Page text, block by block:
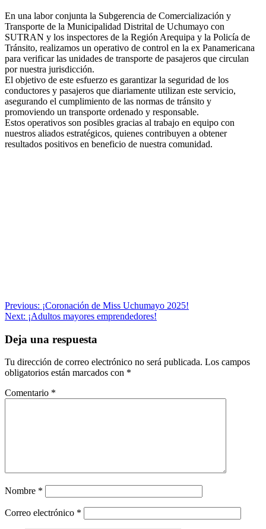
En una labor conjunta la Subgerencia de Comercialización y
Transporte de la Municipalidad Distrital de Uchumayo con
SUTRAN y los inspectores de la Región Arequipa y la Policía de
Tránsito, realizamos un operativo de control en la ex Panamericana
para verificar las unidades de transporte de pasajeros que circulan
por nuestra jurisdicción.
El objetivo de este esfuerzo es garantizar la seguridad de los
conductores y pasajeros que diariamente utilizan este servicio,
asegurando el cumplimiento de las normas de tránsito y
promoviendo un transporte ordenado y responsable.
Estos operativos son posibles gracias al trabajo en equipo con
nuestros aliados estratégicos, quienes contribuyen a obtener
resultados positivos en beneficio de nuestra comunidad.
Navegación
de
entradas
Previous: ¡Coronación de Miss Uchumayo 2025!
Next: ¡Adultos mayores emprendedores!
Deja una respuesta
Tu dirección de correo electrónico no será publicada. Los campos
obligatorios están marcados con *
Comentario *
Nombre *
Correo electrónico *